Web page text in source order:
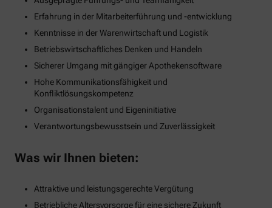
Erfahrung in der Mitarbeiterführung und -entwicklung
Kenntnisse in der Warenwirtschaft und Logistik
Betriebswirtschaftliches Denken und Handeln
Sicherer Umgang mit gängiger Apothekensoftware
Hohe Kommunikationsfähigkeit und
Konfliktlösungskompetenz
Organisationstalent und Eigeninitiative
Verantwortungsbewusstsein und Zuverlässigkeit
Was wir Ihnen bieten:
Attraktive und leistungsgerechte Vergütung
Betriebliche Altersvorsorge für eine sichere Zukunft